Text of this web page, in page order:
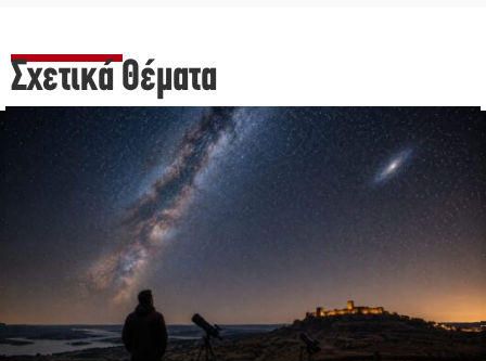
Σχετικά Θέματα